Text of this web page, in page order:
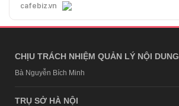
cafebiz.vn
CHỊU TRÁCH NHIỆM QUẢN LÝ NỘI DUNG
Bà Nguyễn Bích Minh
TRỤ SỞ HÀ NỘI